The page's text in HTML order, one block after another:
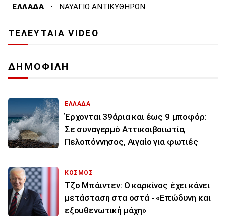
ΕΛΛΑΔΑ · ΝΑΥΑΓΙΟ ΑΝΤΙΚΥΘΗΡΩΝ
ΤΕΛΕΥΤΑΙΑ VIDEO
ΔΗΜΟΦΙΛΗ
ΕΛΛΑΔΑ
Έρχονται 39άρια και έως 9 μποφόρ:
Σε συναγερμό Αττικοιβοιωτία,
Πελοπόννησος, Αιγαίο για φωτιές
ΚΟΣΜΟΣ
Τζο Μπάιντεν: Ο καρκίνος έχει κάνει
μετάσταση στα οστά - «Επώδυνη και
εξουθενωτική μάχη»